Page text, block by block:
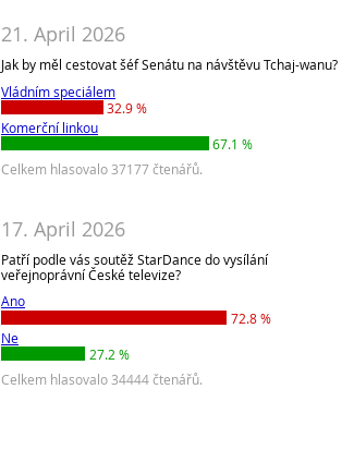
21. April 2026
Jak by měl cestovat šéf Senátu na návštěvu Tchaj-wanu?
Vládním speciálem
32.9 %
Komerční linkou
67.1 %
Celkem hlasovalo 37177 čtenářů.
17. April 2026
Patří podle vás soutěž StarDance do vysílání
veřejnoprávní České televize?
Ano
72.8 %
Ne
27.2 %
Celkem hlasovalo 34444 čtenářů.